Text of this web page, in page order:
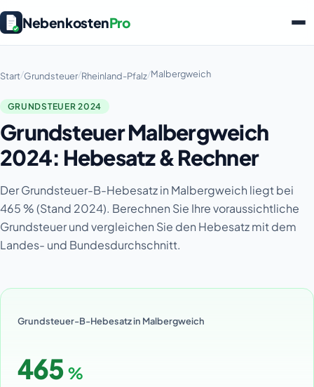
NebenkostenPro
Start/Grundsteuer/Rheinland-Pfalz/Malbergweich
GRUNDSTEUER 2024
Grundsteuer Malbergweich
2024: Hebesatz & Rechner
Der Grundsteuer-B-Hebesatz in Malbergweich liegt bei
465 % (Stand 2024). Berechnen Sie Ihre voraussichtliche
Grundsteuer und vergleichen Sie den Hebesatz mit dem
Landes- und Bundesdurchschnitt.
Grundsteuer-B-Hebesatz in Malbergweich
465 %